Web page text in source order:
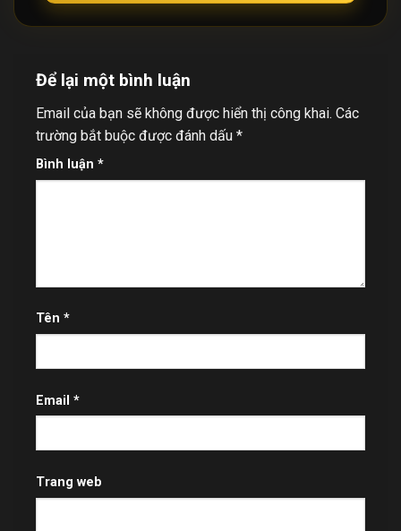
Để lại một bình luận
Email của bạn sẽ không được hiển thị công khai. Các
trường bắt buộc được đánh dấu *
Bình luận *
Tên *
Email *
Trang web